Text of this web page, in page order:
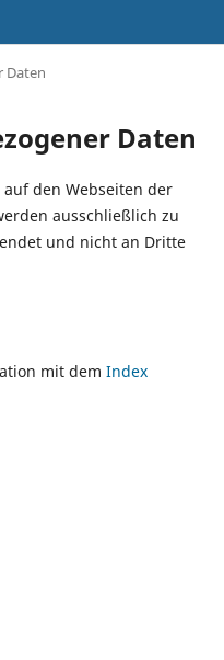
Daten
Daten
den Webseiten der
ausschließlich zu
und nicht an Dritte
mit dem Index